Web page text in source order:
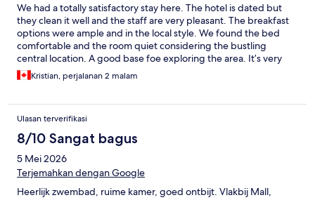
We had a totally satisfactory stay here. The hotel is dated but
they clean it well and the staff are very pleasant. The breakfast
options were ample and in the local style. We found the bed
comfortable and the room quiet considering the bustling
central location. A good base foe exploring the area. It’s very
close to the heritage area with many great cafes.
Kristian, perjalanan 2 malam
Ulasan terverifikasi
8/10 Sangat bagus
5 Mei 2026
Terjemahkan dengan Google
Heerlijk zwembad, ruime kamer, goed ontbijt. Vlakbij Mall,